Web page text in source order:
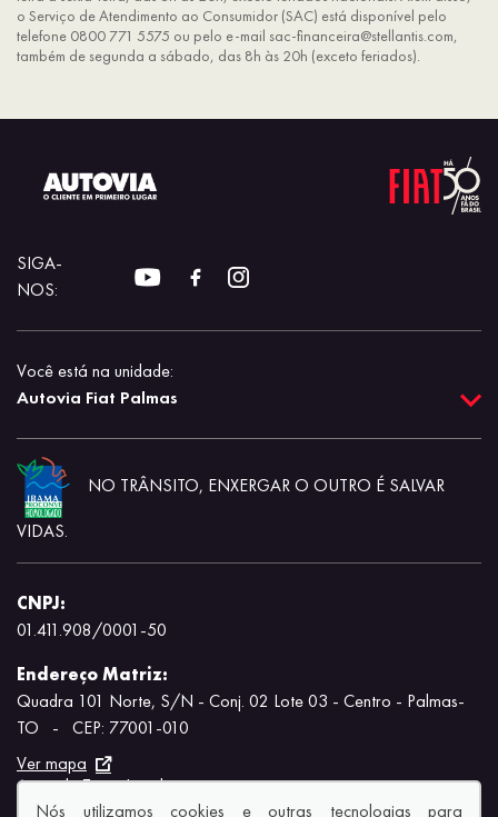
o Serviço de Atendimento ao Consumidor (SAC) está disponível pelo
telefone 0800 771 5575 ou pelo e-mail sac-financeira@stellantis.com,
também de segunda a sábado, das 8h às 20h (exceto feriados).
SIGA-
NOS:
Você está na unidade:
Autovia Fiat Palmas
NO TRÂNSITO, ENXERGAR O OUTRO É SALVAR
VIDAS.
CNPJ:
01.411.908/0001-50
Endereço Matriz:
Quadra 101 Norte, S/N - Conj. 02 Lote 03 - Centro - Palmas-
TO
-
CEP: 77001-010
Ver mapa
Aviso de Texto Legal
Nós utilizamos cookies e outras tecnologias para